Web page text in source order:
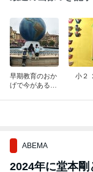
早期教育のおか
げで今がある
小２
ABEMA
2024年に堂本